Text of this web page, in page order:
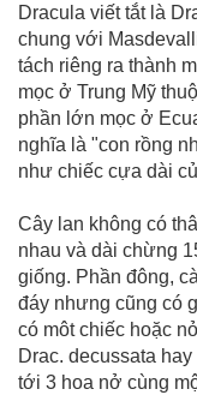
Dracula viết tắt là
chung với
tách riêng ra thành
mọc ở Trung Mỹ
phần lớn mọc ở
nghĩa là "con rồng
như chiếc cựa dài
Cây lan không có
nhau và dài chừng
giống. Phần đông,
đáy nhưng cũng có
có môt chiếc hoặc
Drac. decussata
tới 3 hoa nở cùng